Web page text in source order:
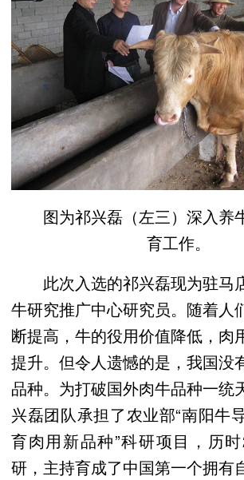
图为祁兴磊（左三）深入养
育工作。
此次入选的祁兴磊现为驻马
牛研究推广中心研究员。随着人
断提高，牛的役用价值降低，肉
提升。但令人遗憾的是，我国没
品种。为打破国外肉牛品种一统
兴磊团队承担了农业部“南阳牛
育肉用新品种”科研项目，历
研，主持育成了中国第一个拥有